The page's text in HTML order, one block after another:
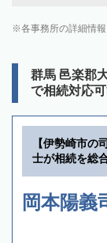
各事務所の詳細情
群馬 邑楽郡
で相続対応
【伊勢崎市の
士が相続を総
岡本陽義